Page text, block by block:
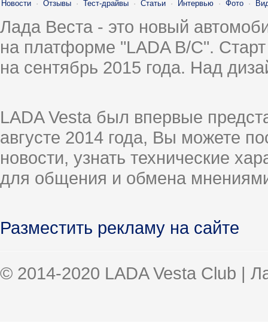
Новости · Отзывы · Тест-драйвы · Статьи · Интервью · Фото ·
Лада Веста - это новый
на платформе "LADA B/C".
на сентябрь 2015 года. Над
LADA Vesta был впервые
августе 2014 года, Вы можете
новости, узнать технические
для общения и обмена
Разместить рекламу на сайте
© 2014-2020 LADA Vesta Club |